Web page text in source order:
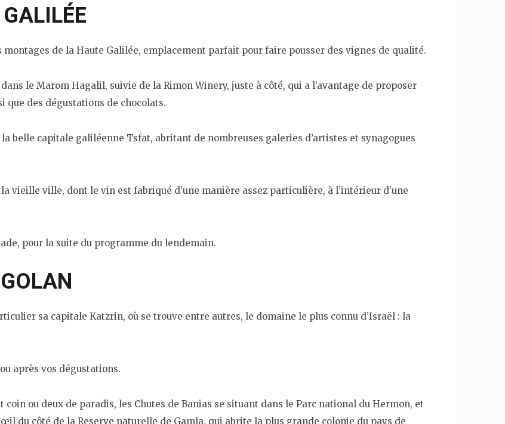
de la Haute Galilée, emplacement parfait pour faire pousser des vignes de qualité.
le Marom Hagalil, suivie de la Rimon Winery, juste à côté, qui a l’avantage de proposer
que des dégustations de chocolats.
belle capitale galiléenne Tsfat, abritant de nombreuses galeries d’artistes et synagogues
vieille ville, dont le vin est fabriqué d’une manière assez particulière, à l’intérieur d’une
pour la suite du programme du lendemain.
sa capitale Katzrin, où se trouve entre autres, le domaine le plus connu d’Israël : la
après vos dégustations.
ou deux de paradis, les Chutes de Banias se situant dans le Parc national du Hermon, et
du côté de la Reserve naturelle de Gamla, qui abrite la plus grande colonie du pays de